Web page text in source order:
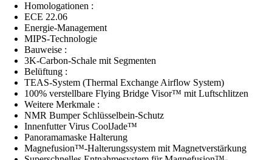
Homologationen :
ECE 22.06
Energie-Management
MIPS-Technologie
Bauweise :
3K-Carbon-Schale mit Segmenten
Belüftung :
TEAS-System (Thermal Exchange Airflow System)
100% verstellbare Flying Bridge Visor™ mit Luftschlitzen
Weitere Merkmale :
NMR Bumper Schlüsselbein-Schutz
Innenfutter Virus CoolJade™
Panoramamaske Halterung
Magnefusion™-Halterungssystem mit Magnetverstärkung